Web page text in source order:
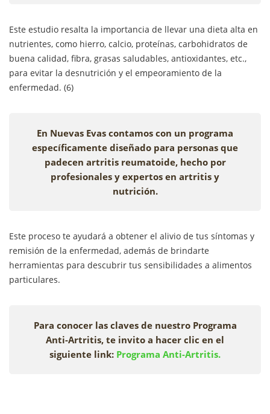
Este estudio resalta la importancia de llevar una dieta alta en
nutrientes, como hierro, calcio, proteínas, carbohidratos de
buena calidad, fibra, grasas saludables, antioxidantes, etc.,
para evitar la desnutrición y el empeoramiento de la
enfermedad. (6)
En Nuevas Evas contamos con un programa
específicamente diseñado para personas que
padecen artritis reumatoide, hecho por
profesionales y expertos en artritis y
nutrición.
Este proceso te ayudará a obtener el alivio de tus síntomas y
remisión de la enfermedad, además de brindarte
herramientas para descubrir tus sensibilidades a alimentos
particulares.
Para conocer las claves de nuestro Programa
Anti-Artritis, te invito a hacer clic en el
siguiente link: Programa Anti-Artritis.